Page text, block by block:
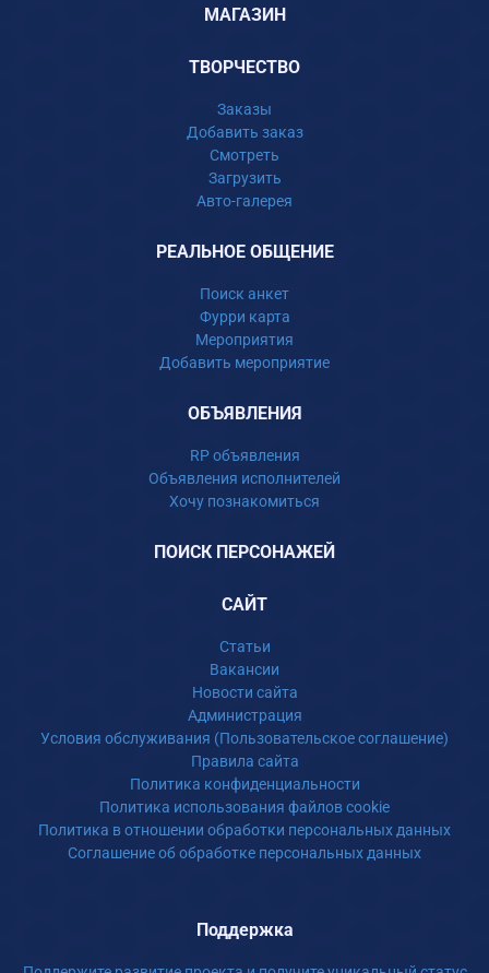
МАГАЗИН
ТВОРЧЕСТВО
Заказы
Добавить заказ
Смотреть
Загрузить
Авто-галерея
РЕАЛЬНОЕ ОБЩЕНИЕ
Поиск анкет
Фурри карта
Мероприятия
Добавить мероприятие
ОБЪЯВЛЕНИЯ
RP объявления
Объявления исполнителей
Хочу познакомиться
ПОИСК ПЕРСОНАЖЕЙ
САЙТ
Статьи
Вакансии
Новости сайта
Администрация
Условия обслуживания (Пользовательское соглашение)
Правила сайта
Политика конфиденциальности
Политика использования файлов cookie
Политика в отношении обработки персональных данных
Соглашение об обработке персональных данных
Поддержка